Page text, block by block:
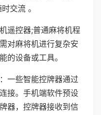
交流 。
遥控器;普通麻将机程
对麻将机进行复杂安
的设备或工具。
一些智能控牌器通过
接。手机端软件预设
器，控牌器接收到信